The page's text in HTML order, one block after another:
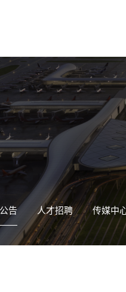
告 人才招聘 传媒中